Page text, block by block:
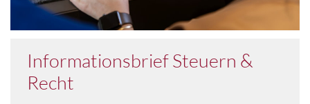
Informationsbrief Steuern &
Recht